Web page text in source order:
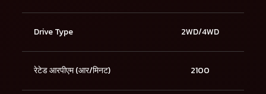
Drive Type 2WD/4WD
रेटेड आरपीएम (आर/मिनट) 2100